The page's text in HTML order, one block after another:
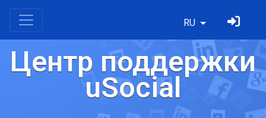
RU
Центр поддержки
uSocial